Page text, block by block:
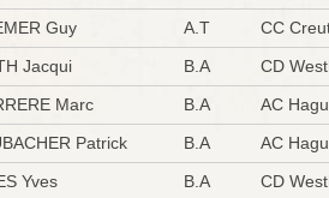
Guy A.T
CC
Jacqui B.A
CD
Marc B.A
AC
Patrick B.A
AC
Yves B.A
CD